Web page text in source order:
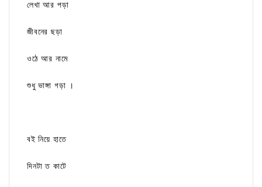
লেখা আর পড়া
জীবনের ছড়া
ওঠে আর নামে
শুধু ভাঙ্গা গড়া ।
বই নিয়ে হাতে
দিনটা ত কাটে